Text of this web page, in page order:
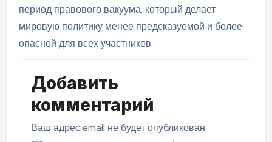
период правового вакуума, который делает
мировую политику менее предсказуемой и более
опасной для всех участников.
Добавить
комментарий
Ваш адрес email не будет опубликован.